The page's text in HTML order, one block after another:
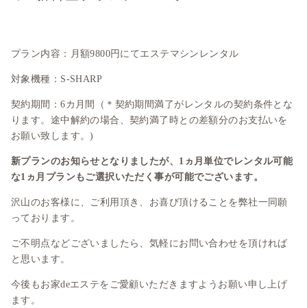
プラン内容：月額9800円にてエステマシンレンタル
対象機種：S-SHARP
契約期間：6カ月間（＊契約期間満了がレンタルの契約条件とな
ります。途中解約の場合、契約満了時との差額分のお支払いを
お願い致します。)
新プランのお知らせとなりましたが、1ヵ月単位でレンタル可能
な1ヵ月プランもご選択いただく事が可能でございます。
沢山のお客様に、ご利用頂き、お喜び頂けることを弊社一同願
っております。
ご不明点などございましたら、気軽にお問い合わせを頂ければ
と思います。
今後もお家deエステをご愛顧いただきますようお願い申し上げ
ます。